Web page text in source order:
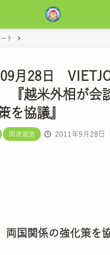
ト
月28日
『越米外相が会
を協議』
関連報道 2011年9月28日
両国関係の強化策を